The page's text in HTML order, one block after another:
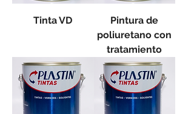
Tinta VD
Pintura de
poliuretano con
tratamiento